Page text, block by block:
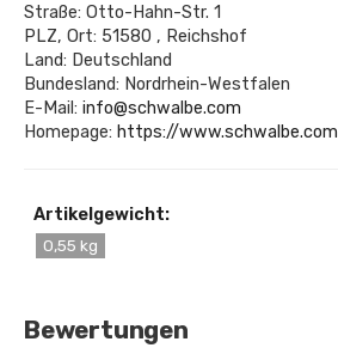
Straße: Otto-Hahn-Str. 1
PLZ, Ort: 51580 , Reichshof
Land: Deutschland
Bundesland: Nordrhein-Westfalen
E-Mail: info@schwalbe.com
Homepage: https://www.schwalbe.com
Artikelgewicht:
0,55 kg
Bewertungen